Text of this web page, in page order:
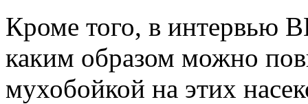
Кроме того, в интервью
каким образом можно
мухобойкой на этих